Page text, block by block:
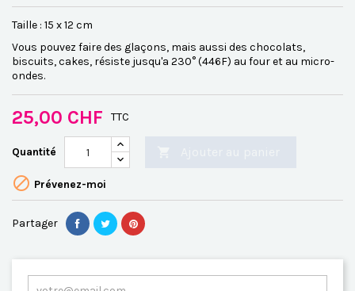
Taille : 15 x 12 cm
Vous pouvez faire des glaçons, mais aussi des chocolats,
biscuits, cakes, résiste jusqu'a 230° (446F) au four et au micro-
ondes.
25,00 CHF TTC
Quantité
 Prévenez-moi
Partager